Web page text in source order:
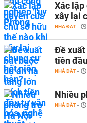
Xác lập
xây lại
NHÀ ĐẤT -
Đề xuất
tiền
NHÀ ĐẤT -
Nhiều
NHÀ ĐẤT -